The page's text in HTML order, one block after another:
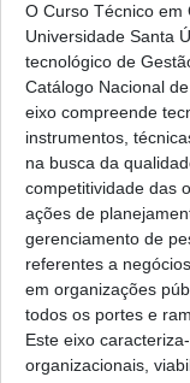
O Curso Técnico em
Universidade Santa
tecnológico de
Catálogo Nacional
eixo compreende
instrumentos,
na busca da
competitividade das
ações de
gerenciamento de
referentes a
em organizações
todos os portes e
Este eixo
organizacionais,